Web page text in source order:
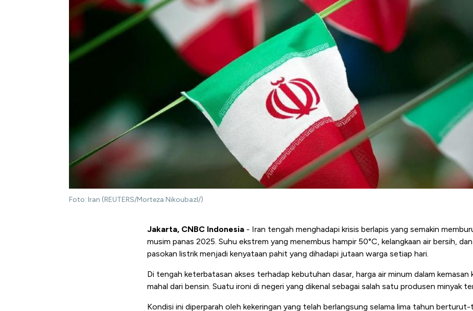
Foto: Iran (REUTERS/Morteza Nikoubazl/)
Jakarta, CNBC Indonesia - Iran tengah menghadapi krisis berlapis yang semakin
musim panas 2025. Suhu ekstrem yang menembus hampir 50°C, kelangkaan air bersih,
pasokan listrik menjadi kenyataan pahit yang dihadapi jutaan warga setiap hari.
Di tengah keterbatasan akses terhadap kebutuhan dasar, harga air minum dalam kemasan
mahal dari bensin. Suatu ironi di negeri yang dikenal sebagai salah satu produsen minyak
Kondisi ini diperparah oleh kekeringan yang telah berlangsung selama lima tahun